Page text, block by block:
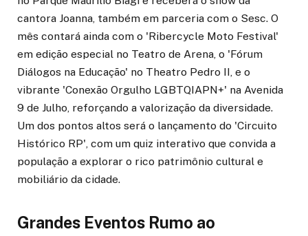
cantora Joanna, também em parceria com o Sesc. O
mês contará ainda com o 'Ribercycle Moto Festival'
em edição especial no Teatro de Arena, o 'Fórum
Diálogos na Educação' no Theatro Pedro II, e o
vibrante 'Conexão Orgulho LGBTQIAPN+' na Avenida
9 de Julho, reforçando a valorização da diversidade.
Um dos pontos altos será o lançamento do 'Circuito
Histórico RP', com um quiz interativo que convida a
população a explorar o rico patrimônio cultural e
mobiliário da cidade.
Grandes Eventos Rumo ao